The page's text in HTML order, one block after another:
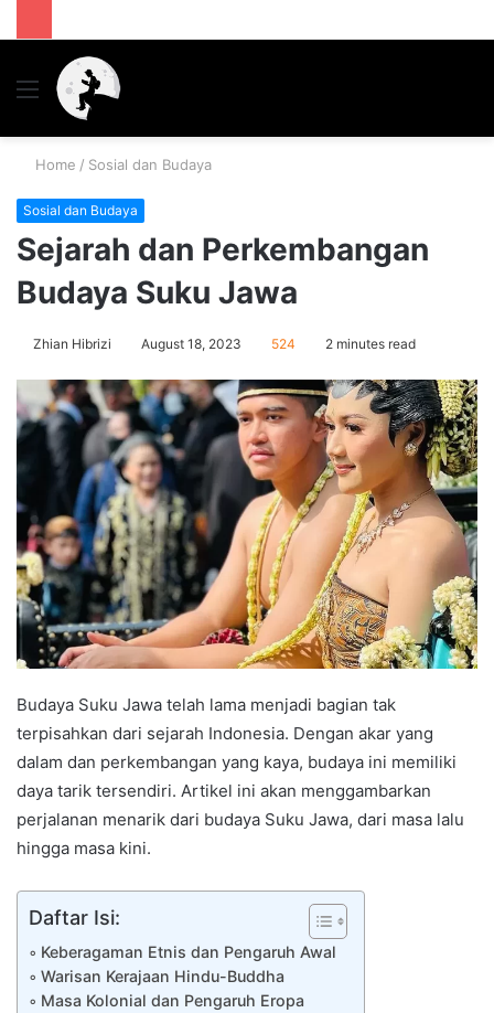
Menu
Home / Sosial dan Budaya
Sosial dan Budaya
Sejarah dan Perkembangan
Budaya Suku Jawa
Zhian Hibrizi August 18, 2023 524 2 minutes read
Budaya Suku Jawa telah lama menjadi bagian tak
terpisahkan dari sejarah Indonesia. Dengan akar yang
dalam dan perkembangan yang kaya, budaya ini memiliki
daya tarik tersendiri. Artikel ini akan menggambarkan
perjalanan menarik dari budaya Suku Jawa, dari masa lalu
hingga masa kini.
Daftar Isi:
Keberagaman Etnis dan Pengaruh Awal
Warisan Kerajaan Hindu-Buddha
Masa Kolonial dan Pengaruh Eropa